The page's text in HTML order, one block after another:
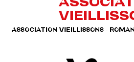
ASSOCIATION VIEILLISSONS -